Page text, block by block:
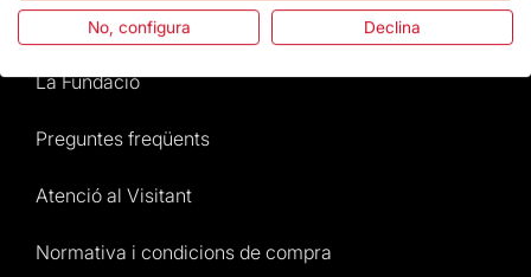
Destacats
La Fundació
Preguntes freqüents
Atenció al Visitant
Normativa i condicions de compra
No, configura Declina